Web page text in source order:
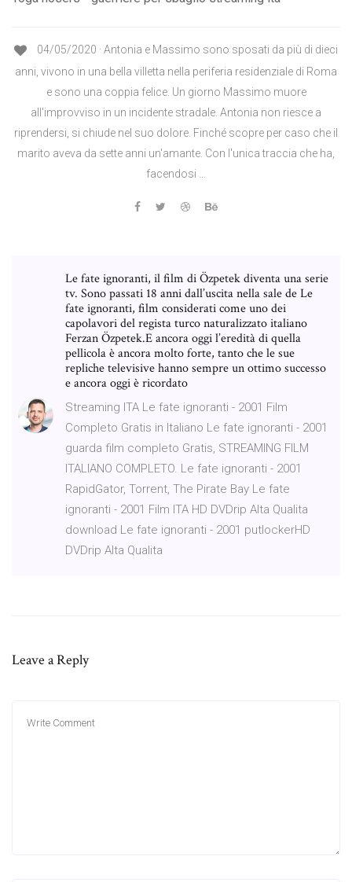
04/05/2020 · Antonia e Massimo sono sposati da più di dieci
anni, vivono in una bella villetta nella periferia residenziale di Roma
e sono una coppia felice. Un giorno Massimo muore
all'improvviso in un incidente stradale. Antonia non riesce a
riprendersi, si chiude nel suo dolore. Finché scopre per caso che il
marito aveva da sette anni un'amante. Con l'unica traccia che ha,
facendosi …
Le fate ignoranti, il film di Özpetek diventa una serie
tv. Sono passati 18 anni dall’uscita nella sale de Le
fate ignoranti, film considerati come uno dei
capolavori del regista turco naturalizzato italiano
Ferzan Özpetek.E ancora oggi l’eredità di quella
pellicola è ancora molto forte, tanto che le sue
repliche televisive hanno sempre un ottimo successo
e ancora oggi è ricordato
Streaming ITA Le fate ignoranti - 2001 Film
Completo Gratis in Italiano Le fate ignoranti - 2001
guarda film completo Gratis, STREAMING FILM
ITALIANO COMPLETO. Le fate ignoranti - 2001
RapidGator, Torrent, The Pirate Bay Le fate
ignoranti - 2001 Film ITA HD DVDrip Alta Qualita
download Le fate ignoranti - 2001 putlockerHD
DVDrip Alta Qualita
Leave a Reply